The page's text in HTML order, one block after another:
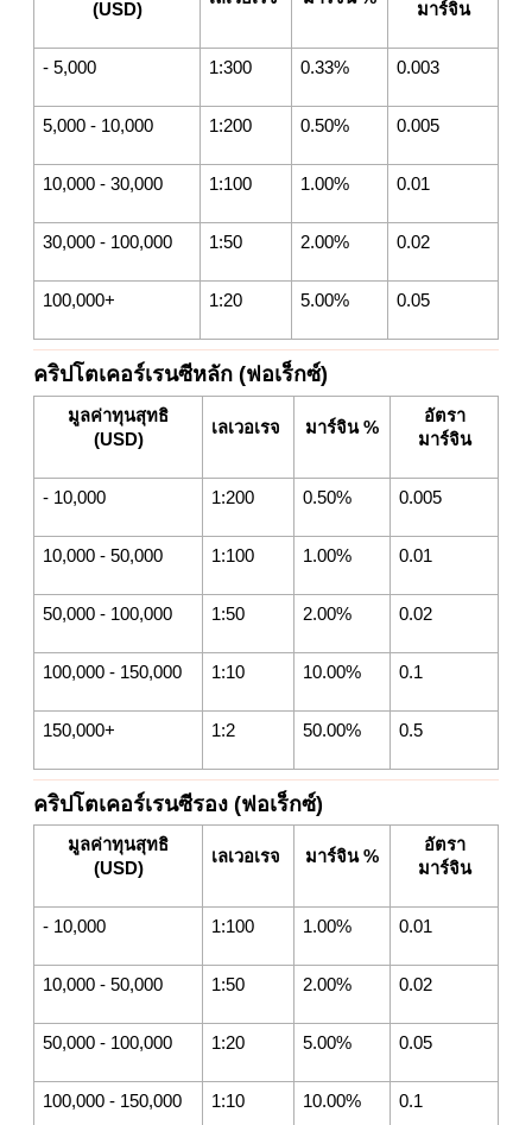
(USD) มาร์จิน
- 5,000 1:300 0.33% 0.003
5,000 - 10,000 1:200 0.50% 0.005
10,000 - 30,000 1:100 1.00% 0.01
30,000 - 100,000 1:50 2.00% 0.02
100,000+ 1:20 5.00% 0.05
คริปโตเคอร์เรนซีหลัก (ฟอเร็กซ์)
มูลค่าทุนสุทธิ
(USD)
เลเวอเรจ มาร์จิน %
อัตรา
มาร์จิน
- 10,000 1:200 0.50% 0.005
10,000 - 50,000 1:100 1.00% 0.01
50,000 - 100,000 1:50 2.00% 0.02
100,000 - 150,000 1:10 10.00% 0.1
150,000+ 1:2 50.00% 0.5
คริปโตเคอร์เรนซีรอง (ฟอเร็กซ์)
มูลค่าทุนสุทธิ
(USD)
เลเวอเรจ มาร์จิน %
อัตรา
มาร์จิน
- 10,000 1:100 1.00% 0.01
10,000 - 50,000 1:50 2.00% 0.02
50,000 - 100,000 1:20 5.00% 0.05
100,000 - 150,000 1:10 10.00% 0.1